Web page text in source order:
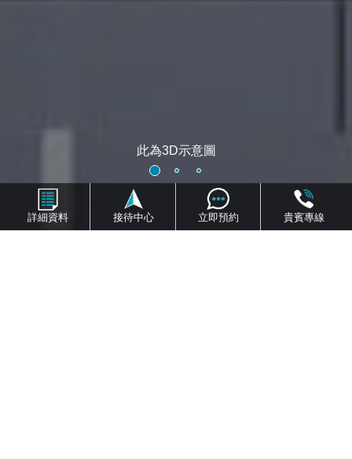
詳細資料 接待中心 立即預約 貴賓專線
此為3D示意圖
藍埔ONE
設施景觀室內格局